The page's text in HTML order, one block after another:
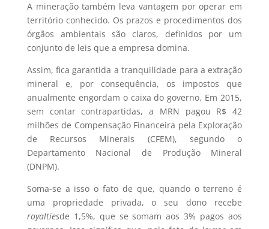
A mineração também leva vantagem por operar em
território conhecido. Os prazos e procedimentos dos
órgãos ambientais são claros, definidos por um
conjunto de leis que a empresa domina.
Assim, fica garantida a tranquilidade para a extração
mineral e, por consequência, os impostos que
anualmente engordam o caixa do governo. Em 2015,
sem contar contrapartidas, a MRN pagou R$ 42
milhões de Compensação Financeira pela Exploração
de Recursos Minerais (CFEM), segundo o
Departamento Nacional de Produção Mineral
(DNPM).
Soma-se a isso o fato de que, quando o terreno é
uma propriedade privada, o seu dono recebe
royaltiesde 1,5%, que se somam aos 3% pagos aos